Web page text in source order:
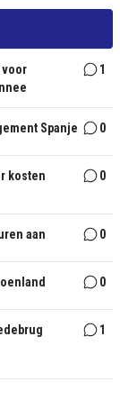
voor
1
Spanje 0
kosten
0
aan 0
0
1